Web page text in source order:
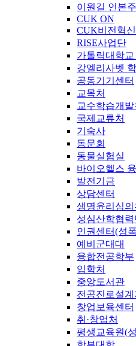
이원길 인본
CUK ON
CUK비전혁
RISE사업단
가톨릭대학
강엘리사벳
공동기기센터
교목처
교수학습개발
국제교류처
기숙사
동문회
동물실험실
바이오헬스
발전기금
상담센터
생명윤리심
성심산학협력
인권센터(성
예비군대대
융합전공학부
입학처
중앙도서관
전공진로설계
창업보육센터
취·창업처
평생교육원(